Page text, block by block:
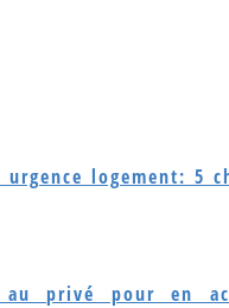
logement: 5
au privé pour en